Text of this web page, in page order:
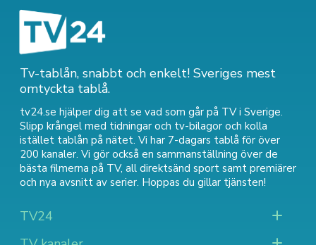
Tv-tablån, snabbt och enkelt! Sveriges mest
omtyckta tablå.
tv24.se hjälper dig att se vad som går på TV i Sverige.
Slipp krångel med tidningar och tv-bilagor och kolla
istället tablån på nätet. Vi har 7-dagars tablå för över
200 kanaler. Vi gör också en sammanställning över de
bästa filmerna på TV, all direktsänd sport samt premiärer
och nya avsnitt av serier. Hoppas du gillar tjänsten!
TV24